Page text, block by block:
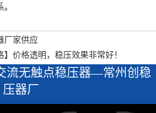
厂家供应
】价格透明，稳压效果非常好！
流无触点稳压器—常州创稳
压器厂